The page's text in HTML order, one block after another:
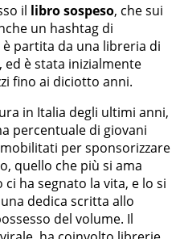
il libro sospeso, che sui
un hashtag di
è partita da una libreria di
ed è stata inizialmente
fino ai diciotto anni.
in Italia degli ultimi anni,
percentuale di giovani
per sponsorizzare
quello che più si ama
ha segnato la vita, e lo si
dedica scritta allo
del volume. Il